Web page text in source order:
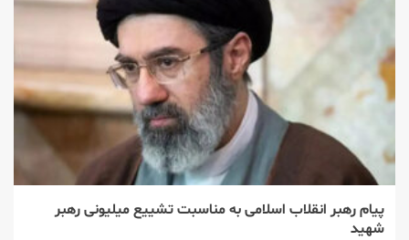
پیام رهبر انقلاب اسلامی به مناسبت تشییع میلیونی رهبر
شهید